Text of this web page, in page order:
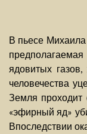
В пьесе
ядовитых
человечества
Земля проходит
«эфирный яд»
Впоследствии